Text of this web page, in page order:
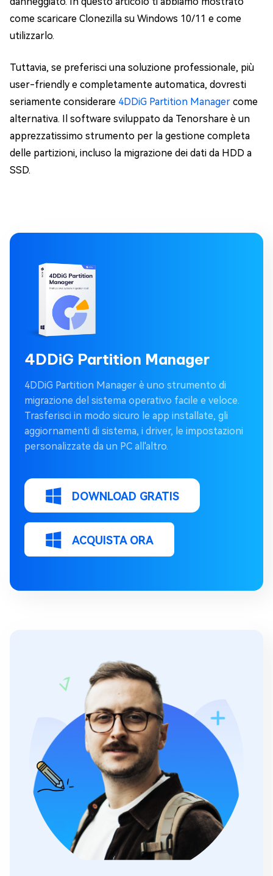
come scaricare Clonezilla su Windows 10/11 e come
utilizzarlo.
Tuttavia, se preferisci una soluzione professionale, più
user-friendly e completamente automatica, dovresti
seriamente considerare 4DDiG Partition Manager come
alternativa. Il software sviluppato da Tenorshare è un
apprezzatissimo strumento per la gestione completa
delle partizioni, incluso la migrazione dei dati da HDD a
SSD.
4DDiG Partition Manager
4DDiG Partition Manager è uno strumento di
migrazione del sistema operativo facile e veloce.
Trasferisci in modo sicuro le app installate, gli
aggiornamenti di sistema, i driver, le impostazioni
personalizzate da un PC all'altro.
DOWNLOAD GRATIS
ACQUISTA ORA